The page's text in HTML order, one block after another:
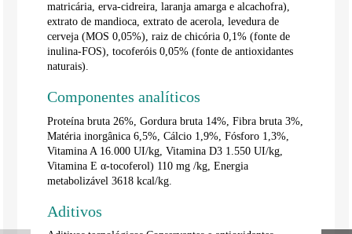
matricária, erva-cidreira, laranja amarga e alcachofra),
extrato de mandioca, extrato de acerola, levedura de
cerveja (MOS 0,05%), raiz de chicória 0,1% (fonte de
inulina-FOS), tocoferóis 0,05% (fonte de antioxidantes
naturais).
Componentes analíticos
Proteína bruta 26%, Gordura bruta 14%, Fibra bruta 3%,
Matéria inorgânica 6,5%, Cálcio 1,9%, Fósforo 1,3%,
Vitamina A 16.000 UI/kg, Vitamina D3 1.550 UI/kg,
Vitamina E α-tocoferol) 110 mg /kg, Energia
metabolizável 3618 kcal/kg.
Aditivos